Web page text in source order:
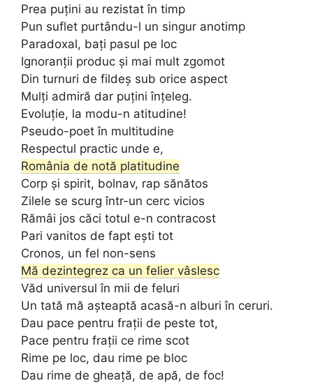
Prea puțini au rezistat în timp
Pun suflet purtându-l un singur anotimp
Paradoxal, bați pasul pe loc
Ignoranții produc și mai mult zgomot
Din turnuri de fildeș sub orice aspect
Mulți admiră dar puțini înțeleg.
Evoluție, la modu-n atitudine!
Pseudo-poet în multitudine
Respectul practic unde e,
România de notă platitudine
Corp și spirit, bolnav, rap sănătos
Zilele se scurg într-un cerc vicios
Rămâi jos căci totul e-n contracost
Pari vanitos de fapt ești tot
Cronos, un fel non-sens
Mă dezintegrez ca un felier vâslesc
Văd universul în mii de feluri
Un tată mă așteaptă acasă-n alburi în ceruri.
Dau pace pentru frații de peste tot,
Pace pentru frații ce rime scot
Rime pe loc, dau rime pe bloc
Dau rime de gheață, de apă, de foc!